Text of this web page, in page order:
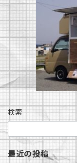
検索
最近の投稿